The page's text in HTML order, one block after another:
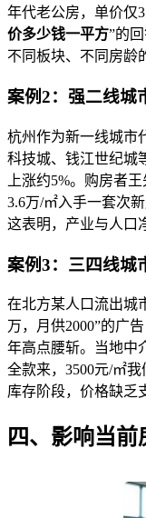
年代老公房，单价仅
价多少钱一平方”的
不同板块、不同房龄
案例2：强二线城
杭州作为新一线城市
科技城、钱江世纪城
上涨约5%。购房者
3.6万/㎡入手一套次
这表明，产业与人口
案例3：三四线城
在北方某人口流出城
万，月供2000”的广
年高点腰斩。当地中
全款来，3500元/㎡
库存阶段，价格缺乏
四、影响当